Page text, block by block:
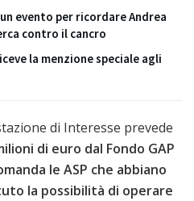
evento per ricordare Andrea
contro il cancro
la menzione speciale agli
di Interesse prevede
di euro dal Fondo GAP
le ASP che abbiano
la possibilità di operare